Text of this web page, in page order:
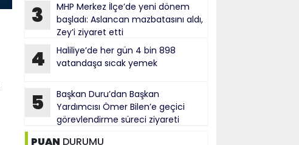
3
MHP Merkez İlçe’de yeni dönem
başladı: Aslancan mazbatasını aldı,
Zey’i ziyaret etti
4
Haliliye’de her gün 4 bin 898
vatandaşa sıcak yemek
5
Başkan Duru’dan Başkan
Yardımcısı Ömer Bilen’e geçici
görevlendirme süreci ziyareti
PUAN DURUMU